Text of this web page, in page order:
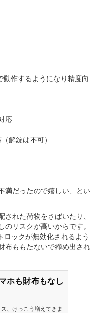
作するようになり精度向
応
解錠は不可）
満だったので嬉しい、とい
れた荷物をさばいたり、
リスクが高いからです。
ックが無効化されるよう
布ももたないで締め出され
ホも財布もなし
、けっこう増えてきま